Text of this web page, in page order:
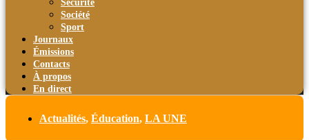
Sécurité
Société
Sport
Journaux
Émissions
Contacts
À propos
En direct
Actualités, Éducation, LA UNE